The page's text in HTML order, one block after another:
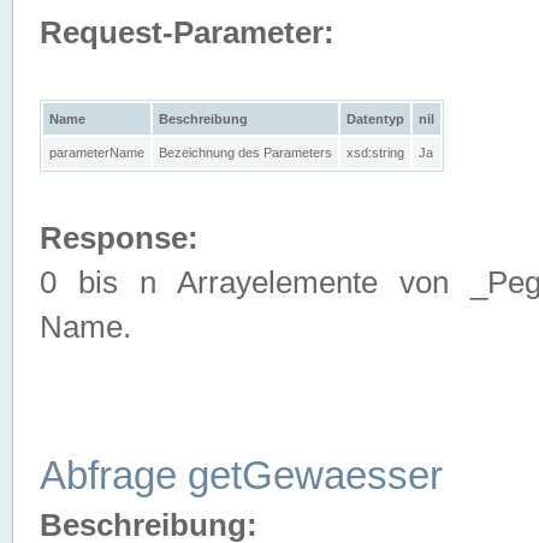
Request-Parameter:
Name Beschreibung Datentyp nil
parameterName Bezeichnung des Parameters xsd:string Ja
Response:
0 bis n Arrayelemente von
Name.
Abfrage getGewaesser
Beschreibung: